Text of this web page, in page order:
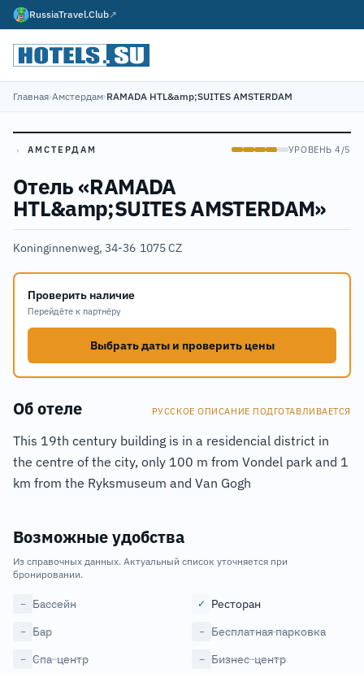
RussiaTravel.Club↗
Главная›Амстердам›RAMADA HTL&amp;SUITES AMSTERDAM
› АМСТЕРДАМ УРОВЕНЬ 4/5
Отель «RAMADA
HTL&amp;SUITES AMSTERDAM»
Koninginnenweg, 34-36·1075 CZ
Проверить наличие
Перейдёте к партнёру
Выбрать даты и проверить цены
Об отеле РУССКОЕ ОПИСАНИЕ ПОДГОТАВЛИВАЕТСЯ
This 19th century building is in a residencial district in
the centre of the city, only 100 m from Vondel park and 1
km from the Ryksmuseum and Van Gogh
Возможные удобства
Из справочных данных. Актуальный список уточняется при
бронировании.
− Бассейн ✓ Ресторан
− Бар − Бесплатная парковка
− Спа-центр − Бизнес-центр